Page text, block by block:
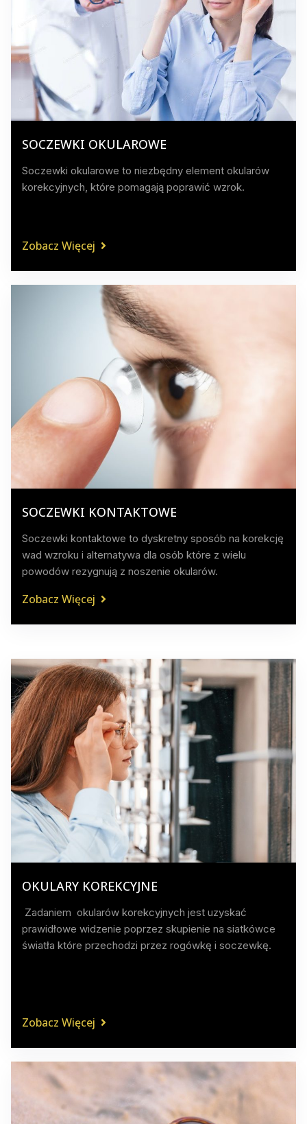
SOCZEWKI OKULAROWE
Soczewki okularowe to niezbędny element okularów
korekcyjnych, które pomagają poprawić wzrok.
Zobacz Więcej
SOCZEWKI KONTAKTOWE
Soczewki kontaktowe to dyskretny sposób na korekcję
wad wzroku i alternatywa dla osób które z wielu
powodów rezygnują z noszenie okularów.
Zobacz Więcej
OKULARY KOREKCYJNE
Zadaniem okularów korekcyjnych jest uzyskać
prawidłowe widzenie poprzez skupienie na siatkówce
światła które przechodzi przez rogówkę i soczewkę.
Zobacz Więcej